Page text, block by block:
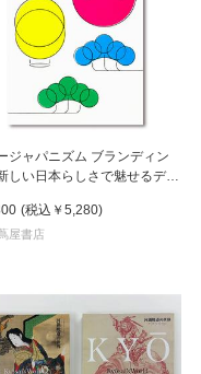
ジャパニズム ブランディン
い日本らしさで魅せるデザ
(税込 ￥5,280)
屋書店